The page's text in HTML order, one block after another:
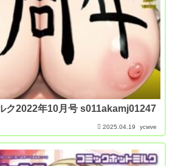
ク2022年10月号 s011akamj01247
2025.04.19 ycwve